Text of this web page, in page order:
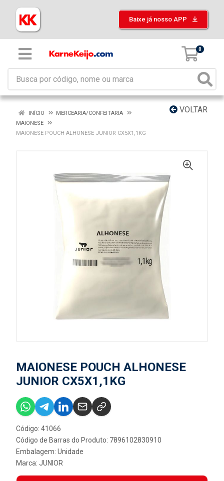
Baixe já nosso APP
0
VOLTAR
INÍCIO
MERCEARIA/CONFEITARIA
MAIONESE
MAIONESE POUCH ALHONESE JUNIOR CX5X1,1KG
MAIONESE POUCH ALHONESE
JUNIOR CX5X1,1KG
Código: 41066
Código de Barras do Produto: 7896102830910
Embalagem: Unidade
Marca: JUNIOR